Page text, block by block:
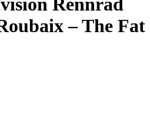
Rennrad
– The Fat